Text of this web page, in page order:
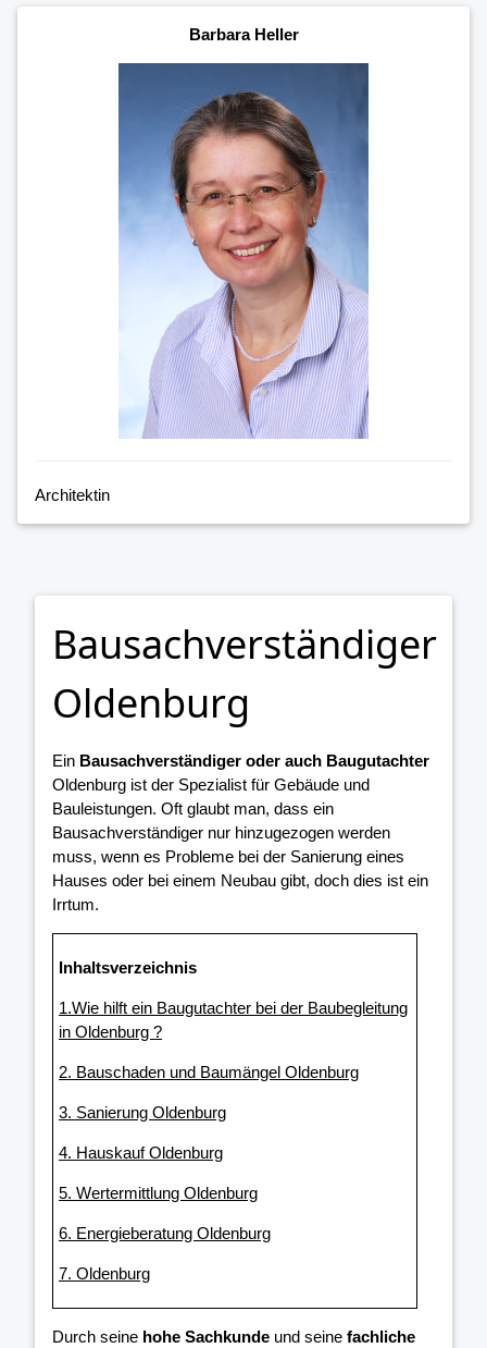
Barbara Heller
Architektin
Bausachverständiger
Oldenburg
Ein Bausachverständiger oder auch Baugutachter
Oldenburg ist der Spezialist für Gebäude und
Bauleistungen. Oft glaubt man, dass ein
Bausachverständiger nur hinzugezogen werden
muss, wenn es Probleme bei der Sanierung eines
Hauses oder bei einem Neubau gibt, doch dies ist ein
Irrtum.
Inhaltsverzeichnis
1.Wie hilft ein Baugutachter bei der Baubegleitung
in Oldenburg ?
2. Bauschaden und Baumängel Oldenburg
3. Sanierung Oldenburg
4. Hauskauf Oldenburg
5. Wertermittlung Oldenburg
6. Energieberatung Oldenburg
7. Oldenburg
Durch seine hohe Sachkunde und seine fachliche